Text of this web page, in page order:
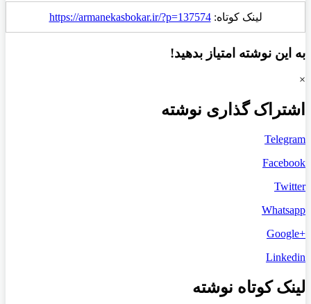
لینک کوتاه:https://armanekasbokar.ir/?p=137574
به این نوشته امتیاز بدهید!
×
اشتراک گذاری نوشته
Telegram
Facebook
Twitter
Whatsapp
+Google
Linkedin
لینک کوتاه نوشته